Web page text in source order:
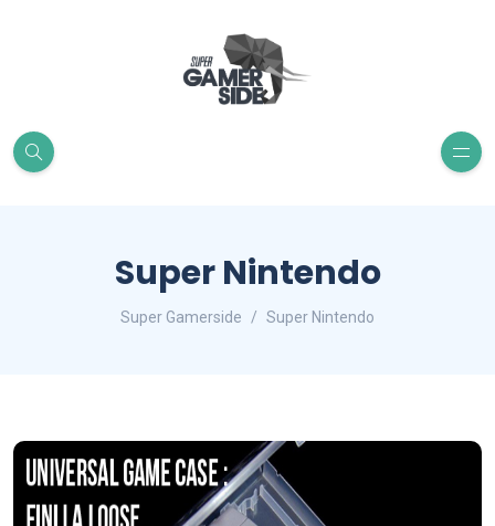
Super Nintendo
Super Gamerside Super Nintendo